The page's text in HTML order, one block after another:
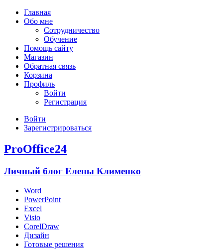
Главная
Обо мне
Сотрудничество
Обучение
Помощь сайту
Магазин
Обратная связь
Корзина
Профиль
Войти
Регистрация
Войти
Зарегистрироваться
ProOffice24
Личный блог Елены Клименко
Word
PowerPoint
Excel
Visio
CorelDraw
Дизайн
Готовые решения